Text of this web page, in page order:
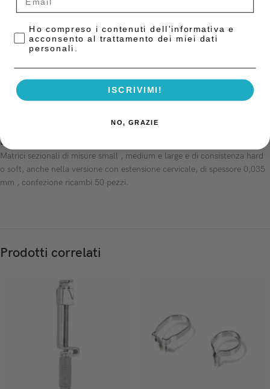
AGGIUNGI AL CARRELLO
COD:
Categoria: Matrici e Portamatrici
Descrizione
Matrici sezionali di misure small , medium e large e di consistenza hard
o soft, anche nella versione con estensione cervicale, di spessore 0,035
mm , confezione ricambi 50 pezzi.
Prodotti correlati
Privacy Policy
Ho compreso i contenuti dell'informativa e
acconsento al trattamento dei miei dati
personali.
ISCRIVIMI!
NO, GRAZIE